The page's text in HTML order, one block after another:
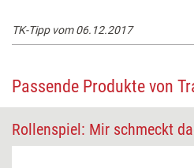
TK-Tipp vom 06.12.2017
Passende Produkte von
Rollenspiel: Mir schmeckt